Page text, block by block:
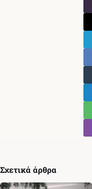
Σχετικά άρθρα